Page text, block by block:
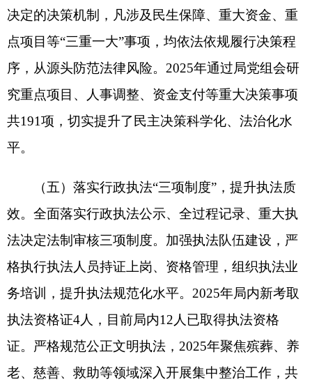
入群众、惠及群众。
（六）自觉接受各类监督，深化政务公开。主
动接受人大法律监督、政协民主监督、司法监督、
社会监督和舆论监督，认真办理人大代表建议、政
果等重点内容，依法依规公开政务信息，保障群众
政应诉工作，严格落实行政机关负责人出庭应诉制
度，积极化解行政争议，切实维护行政行为的合法
性和权威性，充分发挥法律顾问作用，凡涉及重大
行政决策事项、办理重大应诉案件、化解重大矛盾
纠纷时合理听取法律顾问意见。2025年通过政务服
养老服务11条、社会救助49条），法律顾问出具法
律审查意见书2份。